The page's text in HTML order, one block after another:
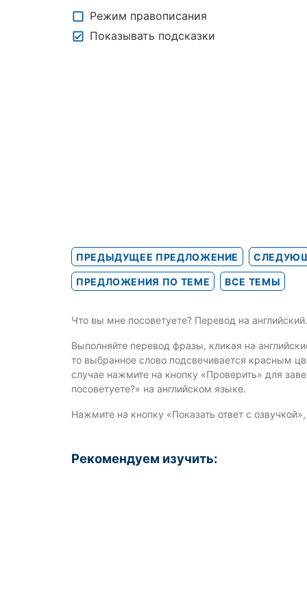
Режим правописания
Показывать подсказки
ПРЕДЫДУЩЕЕ ПРЕДЛОЖЕНИЕ
ПРЕДЛОЖЕНИЯ ПО ТЕМЕ ВСЕ ТЕМЫ
Что вы мне посоветуете? Перевод на
Выполняйте перевод фразы, кликая на
то выбранное слово подсвечивается красным
случае нажмите на кнопку «Проверить» для
посоветуете?» на английском языке.
Нажмите на кнопку «Показать ответ с
Рекомендуем изучить: